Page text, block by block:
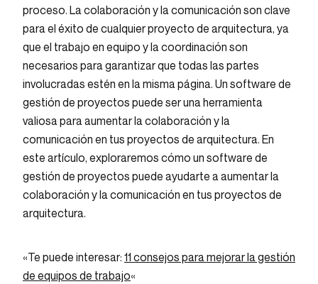
proceso. La colaboración y la comunicación son clave
para el éxito de cualquier proyecto de arquitectura, ya
que el trabajo en equipo y la coordinación son
necesarios para garantizar que todas las partes
involucradas estén en la misma página. Un software de
gestión de proyectos puede ser una herramienta
valiosa para aumentar la colaboración y la
comunicación en tus proyectos de arquitectura. En
este artículo, exploraremos cómo un software de
gestión de proyectos puede ayudarte a aumentar la
colaboración y la comunicación en tus proyectos de
arquitectura.
«Te puede interesar: 11 consejos para mejorar la gestión
de equipos de trabajo«